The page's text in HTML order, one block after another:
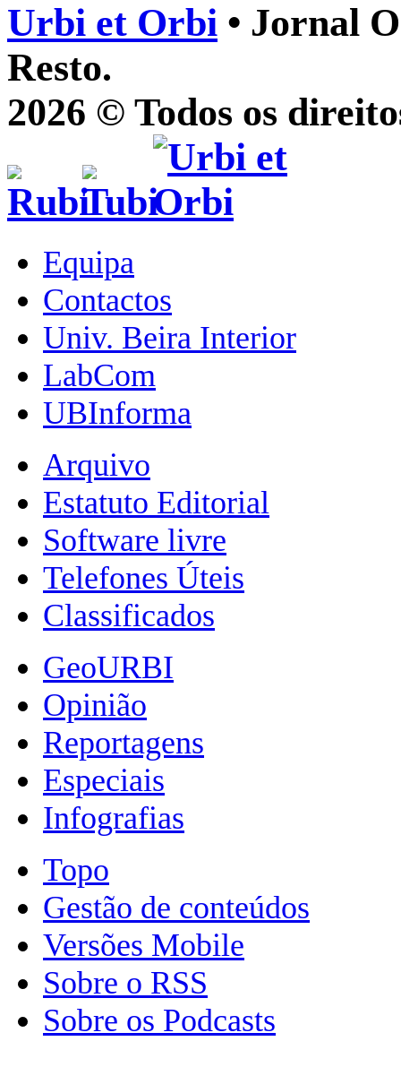
Urbi et Orbi • Jornal
Resto.
2026 © Todos os
Equipa
Contactos
Univ. Beira Interior
LabCom
UBInforma
Arquivo
Estatuto Editorial
Software livre
Telefones Úteis
Classificados
GeoURBI
Opinião
Reportagens
Especiais
Infografias
Topo
Gestão de conteúdos
Versões Mobile
Sobre o RSS
Sobre os Podcasts